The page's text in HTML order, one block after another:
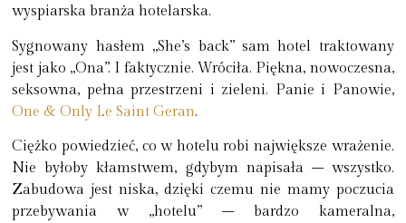
wyspiarska branża hotelarska.
Sygnowany hasłem „She’s back” sam hotel traktowany
jest jako „Ona”. I faktycznie. Wróciła. Piękna, nowoczesna,
seksowna, pełna przestrzeni i zieleni. Panie i Panowie,
One & Only Le Saint Geran.
Ciężko powiedzieć, co w hotelu robi największe wrażenie.
Nie byłoby kłamstwem, gdybym napisała – wszystko.
Zabudowa jest niska, dzięki czemu nie mamy poczucia
przebywania w „hotelu” – bardzo kameralna,